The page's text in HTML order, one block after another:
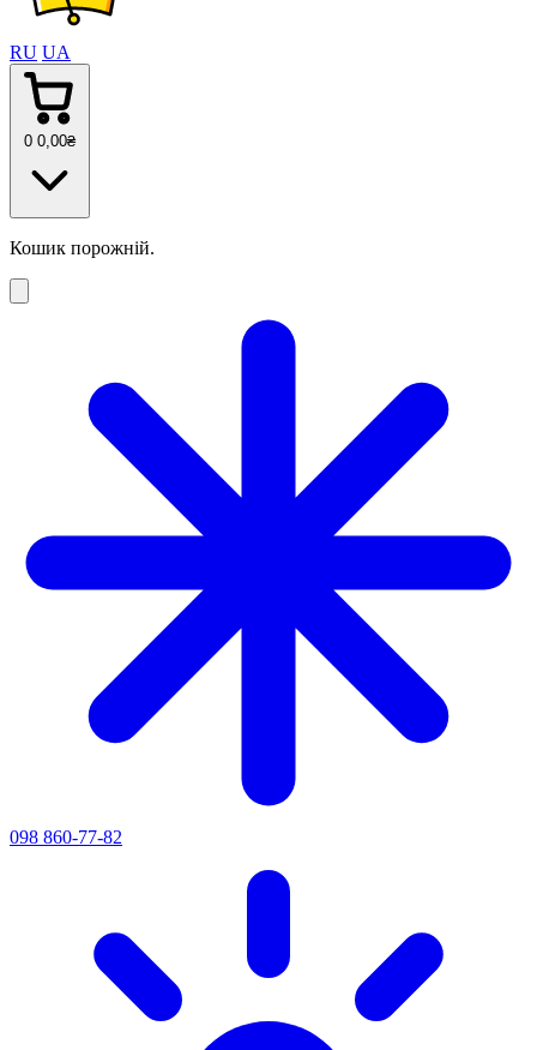
RU UA
0 0 ,00₴
Кошик порожній.
098 860-77-82